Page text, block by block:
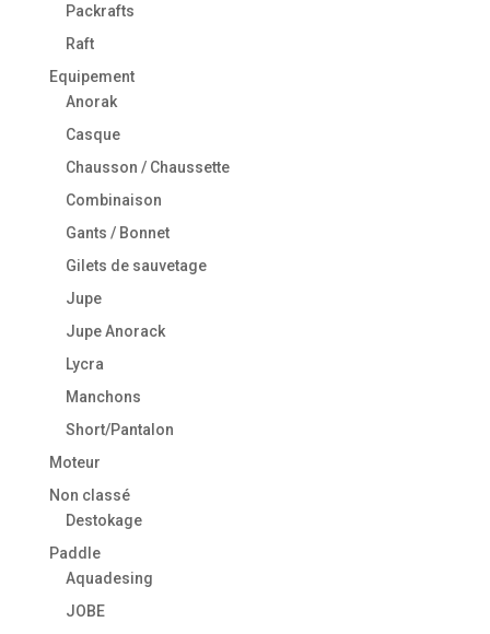
Packrafts
Raft
Equipement
Anorak
Casque
Chausson / Chaussette
Combinaison
Gants / Bonnet
Gilets de sauvetage
Jupe
Jupe Anorack
Lycra
Manchons
Short/Pantalon
Moteur
Non classé
Destokage
Paddle
Aquadesing
JOBE